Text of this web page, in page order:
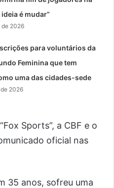
ideia é mudar”
de 2026
para voluntários da
Feminina que tem
uma das cidades-sede
2026
Sports”, a CBF e o
oficial nas
35 anos, sofreu uma